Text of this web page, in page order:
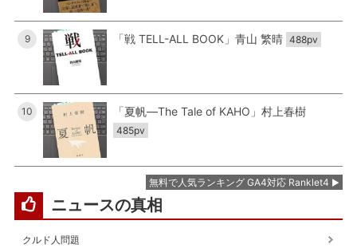
9 「戦 TELL-ALL BOOK」青山 繁晴 488pv
10 「夏帆―The Tale of KAHO」村上春樹
485pv
無料で人気ランキング GA4対応 Ranklet4
ニュースの真相
クルド人問題